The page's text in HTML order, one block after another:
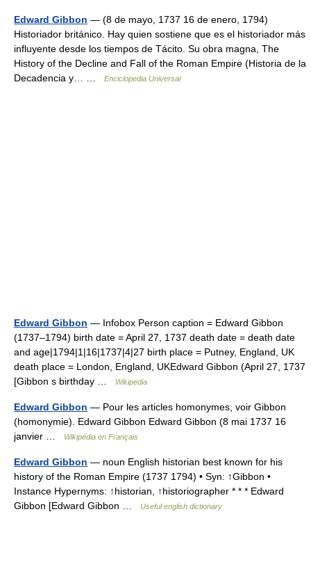
Edward Gibbon — (8 de mayo, 1737 16 de enero, 1794)
Historiador británico. Hay quien sostiene que es el historiador más
influyente desde los tiempos de Tácito. Su obra magna, The
History of the Decline and Fall of the Roman Empire (Historia de la
Decadencia y… …
Enciclopedia Universal
Edward Gibbon — Infobox Person caption = Edward Gibbon
(1737–1794) birth date = April 27, 1737 death date = death date
and age|1794|1|16|1737|4|27 birth place = Putney, England, UK
death place = London, England, UKEdward Gibbon (April 27, 1737
[Gibbon s birthday …
Wikipedia
Edward Gibbon — Pour les articles homonymes, voir Gibbon
(homonymie). Edward Gibbon Edward Gibbon (8 mai 1737 16
janvier …
Wikipédia en Français
Edward Gibbon — noun English historian best known for his
history of the Roman Empire (1737 1794) • Syn: ↑Gibbon •
Instance Hypernyms: ↑historian, ↑historiographer * * * Edward
Gibbon [Edward Gibbon …
Useful english dictionary